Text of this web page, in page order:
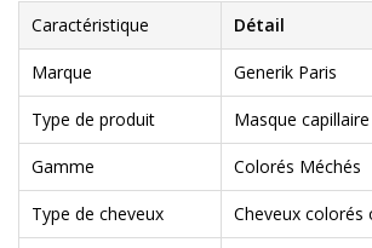
Caractéristique Détail
Marque Generik Paris
Type de produit Masque capillaire
Gamme Colorés Méchés
Type de cheveux Cheveux colorés